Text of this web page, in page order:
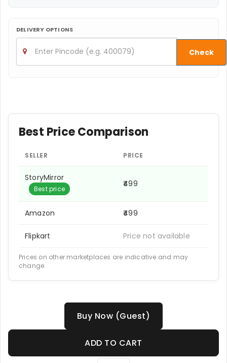
DELIVERY OPTIONS
Check
Best Price Comparison
SELLER PRICE
StoryMirror
Best price
₹499
Amazon ₹499
Flipkart Price not available
Prices on other marketplaces are indicative and may
change.
Buy Now (Guest)
ADD TO CART